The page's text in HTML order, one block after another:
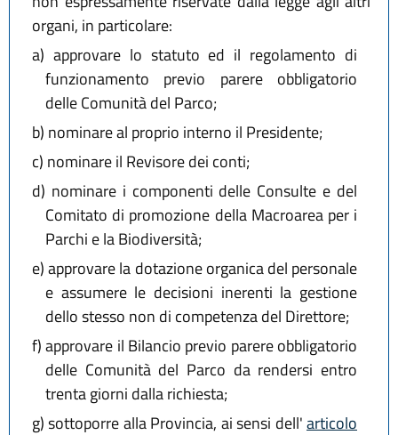
organi, in particolare:
a) approvare lo statuto ed il regolamento di
funzionamento previo parere obbligatorio
delle Comunità del Parco;
b) nominare al proprio interno il Presidente;
c) nominare il Revisore dei conti;
d) nominare i componenti delle Consulte e del
Comitato di promozione della Macroarea per i
Parchi e la Biodiversità;
e)approvare la dotazione organica del personale
e assumere le decisioni inerenti la gestione
dello stesso non di competenza del Direttore;
f)approvare il Bilancio previo parere obbligatorio
delle Comunità del Parco da rendersi entro
trenta giorni dalla richiesta;
g)sottoporre alla Provincia, ai sensi dell'articolo